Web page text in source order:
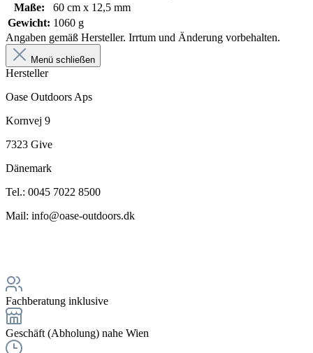
Maße:
60 cm x 12,5 mm
Gewicht: 1060 g
Angaben gemäß Hersteller. Irrtum und Änderung vorbehalten.
Menü schließen
Hersteller
Oase Outdoors Aps
Kornvej 9
7323 Give
Dänemark
Tel.: 0045 7022 8500
Mail: info@oase-outdoors.dk
Fachberatung inklusive
Geschäft (Abholung) nahe Wien